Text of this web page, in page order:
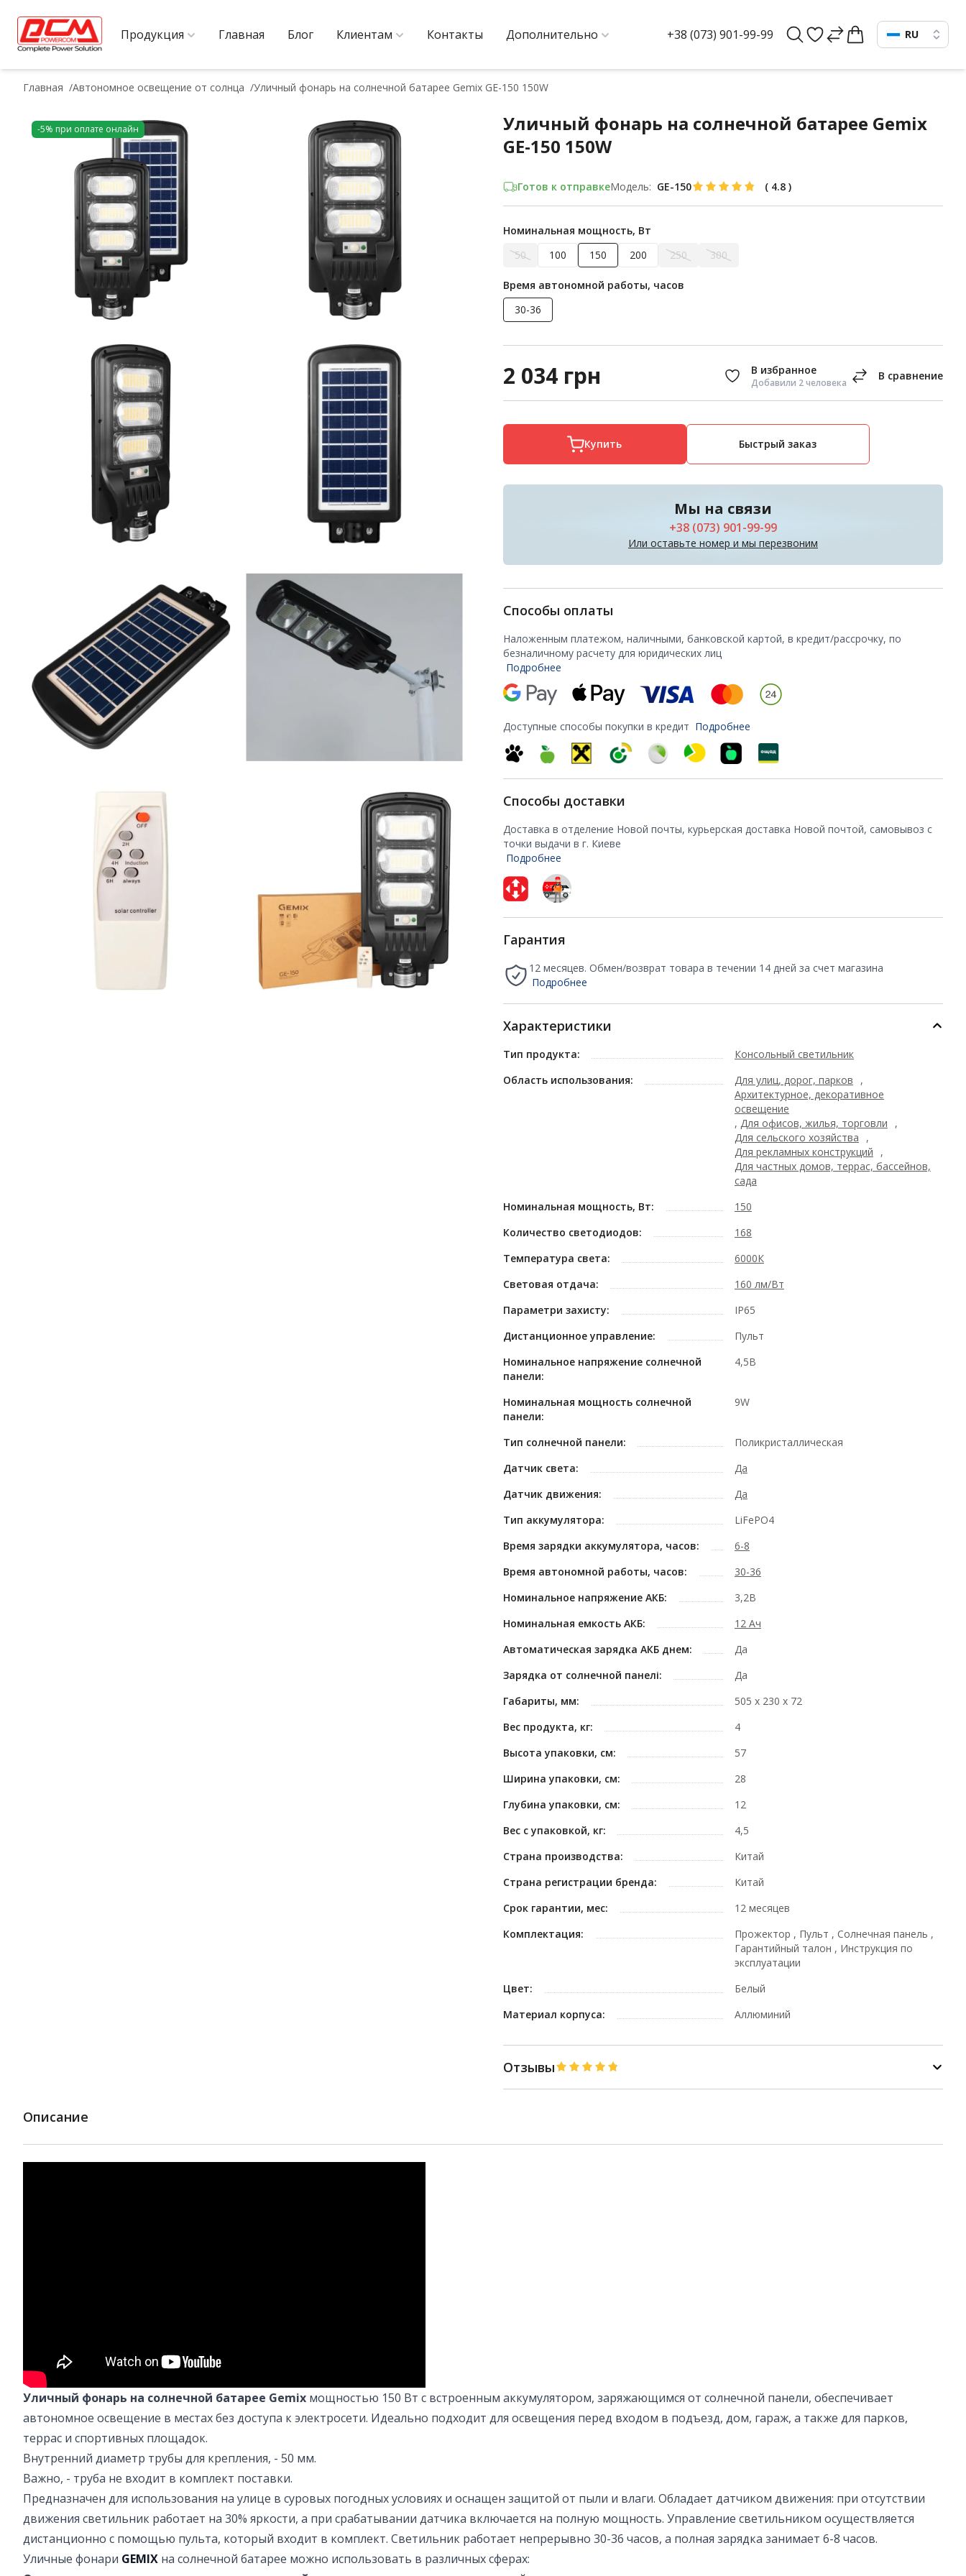
Продукция Главная Блог Клиентам Контакты Дополнительно +38 (073) 901-99-99 RU
Главная Автономное освещение от солнца Уличный фонарь на солнечной батарее Gemix GE-150 150W
-5% при оплате онлайн
Уличный фонарь на солнечной батарее Gemix
GE-150 150W
Готов к отправкеМодель: GE-150 ( 4.8 )
Номинальная мощность, Вт
50
100 150 200 250 300
Время автономной работы, часов
30-36
2 034 грн Добавили 2 человека
Купить Быстрый заказ
Мы на связи
+38 (073) 901-99-99
Или оставьте номер и мы перезвоним
Способы оплаты
Наложенным платежом, наличными, банковской картой, в кредит/рассрочку, по
безналичному расчету для юридических лиц
Подробнее
Доступные способы покупки в кредит Подробнее
Способы доставки
Доставка в отделение Новой почты, курьерская доставка Новой почтой, самовывоз с
точки выдачи в г. Киеве
Подробнее
Гарантия
12 месяцев. Обмен/возврат товара в течении 14 дней за счет магазина
Подробнее
Характеристики
Тип продукта:
Консольный светильник
Область использования:
Для улиц, дорог, парков
,
Архитектурное, декоративное
освещение
, Для офисов, жилья, торговли
,
Для сельского хозяйства
,
Для рекламных конструкций
,
Для частных домов, террас, бассейнов,
сада
Номинальная мощность, Вт:
150
Количество светодиодов:
168
Температура света:
6000К
Световая отдача:
160 лм/Вт
Параметри захисту:
IP65
Дистанционное управление:
Пульт
Номинальное напряжение солнечной
панели:
4,5В
Номинальная мощность солнечной
панели:
9W
Тип солнечной панели:
Поликристаллическая
Датчик света:
Да
Датчик движения:
Да
Тип аккумулятора:
LiFePO4
Время зарядки аккумулятора, часов:
6-8
Время автономной работы, часов:
30-36
Номинальное напряжение АКБ:
3,2В
Номинальная емкость АКБ:
12 Ач
Автоматическая зарядка АКБ днем:
Да
Зарядка от солнечной панелі:
Да
Габариты, мм:
505 х 230 х 72
Вес продукта, кг:
4
Высота упаковки, см:
57
Ширина упаковки, см:
28
Глубина упаковки, см:
12
Вес с упаковкой, кг:
4,5
Страна производства:
Китай
Страна регистрации бренда:
Китай
Срок гарантии, мес:
12 месяцев
Комплектация:
Прожектор , Пульт , Солнечная панель ,
Гарантийный талон , Инструкция по
эксплуатации
Цвет:
Белый
Материал корпуса:
Аллюминий
Отзывы
Описание
Уличный фонарь на солнечной батарее Gemix мощностью 150 Вт с встроенным аккумулятором, заряжающимся от солнечной панели, обеспечивает
автономное освещение в местах без доступа к электросети. Идеально подходит для освещения перед входом в подъезд, дом, гараж, а также для парков,
террас и спортивных площадок.
Внутренний диаметр трубы для крепления, - 50 мм.
Важно, - труба не входит в комплект поставки.
Предназначен для использования на улице в суровых погодных условиях и оснащен защитой от пыли и влаги. Обладает датчиком движения: при отсутствии
движения светильник работает на 30% яркости, а при срабатывании датчика включается на полную мощность. Управление светильником осуществляется
дистанционно с помощью пульта, который входит в комплект. Светильник работает непрерывно 30-36 часов, а полная зарядка занимает 6-8 часов.
Уличные фонари GEMIX на солнечной батарее можно использовать в различных сферах: